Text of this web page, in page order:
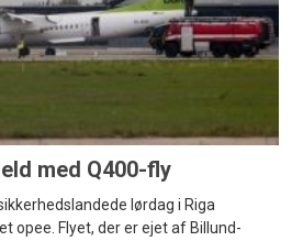
med Q400-fly
lørdag i Riga
opee. Flyet, der er ejet af Billund-